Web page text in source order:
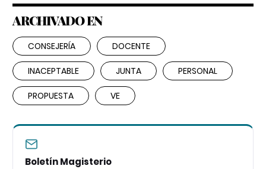
ARCHIVADO EN
CONSEJERÍA DOCENTE
INACEPTABLE JUNTA PERSONAL
PROPUESTA VE
Boletín Magisterio